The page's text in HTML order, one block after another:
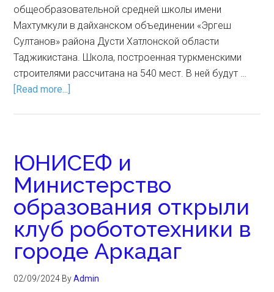
общеобразовательной средней школы имени
Махтумкули в дайханском объединении «Эргеш
Султанов» района Дусти Хатлонской области
Таджикистана. Школа, построенная туркменскими
строителями рассчитана на 540 мест. В ней будут …
[Read more...]
ЮНИСЕФ и
Министерство
образования открыли
клуб робототехники в
городе Аркадаг
02/09/2024 ByAdmin